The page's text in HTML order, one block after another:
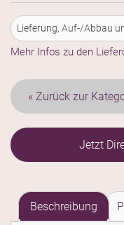
Mehr Infos zu den
Jetzt
Beschreibung